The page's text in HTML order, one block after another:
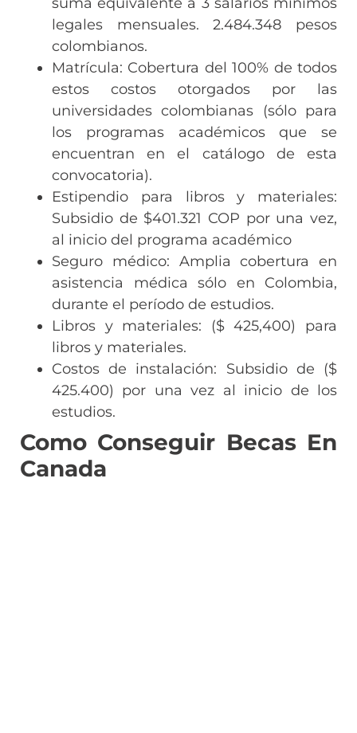
suma equivalente a 3 salarios mínimos
legales mensuales. 2.484.348 pesos
colombianos.
Matrícula: Cobertura del 100% de todos
estos costos otorgados por las
universidades colombianas (sólo para
los programas académicos que se
encuentran en el catálogo de esta
convocatoria).
Estipendio para libros y materiales:
Subsidio de $401.321 COP por una vez,
al inicio del programa académico
Seguro médico: Amplia cobertura en
asistencia médica sólo en Colombia,
durante el período de estudios.
Libros y materiales: ($ 425,400) para
libros y materiales.
Costos de instalación: Subsidio de ($
425.400) por una vez al inicio de los
estudios.
Como Conseguir Becas En
Canada